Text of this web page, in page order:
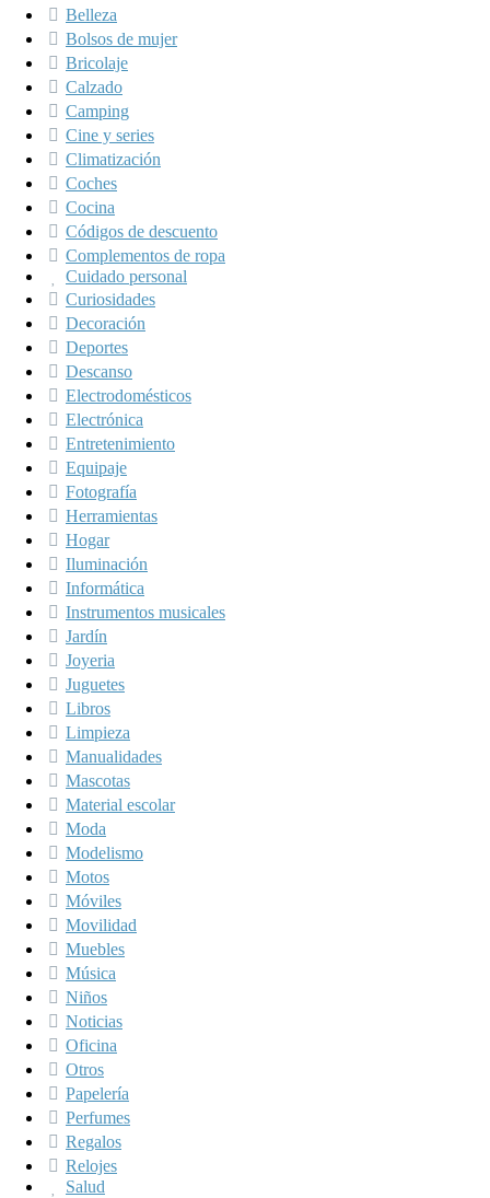
Belleza
Bolsos de mujer
Bricolaje
Calzado
Camping
Cine y series
Climatización
Coches
Cocina
Códigos de descuento
Complementos de ropa
Cuidado personal
Curiosidades
Decoración
Deportes
Descanso
Electrodomésticos
Electrónica
Entretenimiento
Equipaje
Fotografía
Herramientas
Hogar
Iluminación
Informática
Instrumentos musicales
Jardín
Joyeria
Juguetes
Libros
Limpieza
Manualidades
Mascotas
Material escolar
Moda
Modelismo
Motos
Móviles
Movilidad
Muebles
Música
Niños
Noticias
Oficina
Otros
Papelería
Perfumes
Regalos
Relojes
Salud